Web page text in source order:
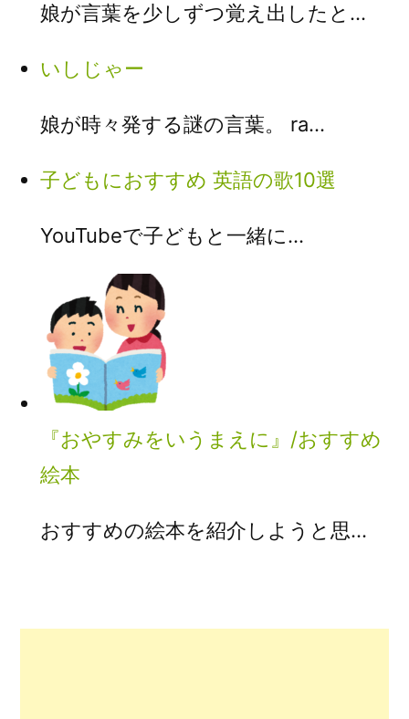
娘が言葉を少しずつ覚え出したと…
いしじゃー
娘が時々発する謎の言葉。 ra…
子どもにおすすめ 英語の歌10選
YouTubeで子どもと一緒に…
『おやすみをいうまえに』/おすすめ
絵本
おすすめの絵本を紹介しようと思…